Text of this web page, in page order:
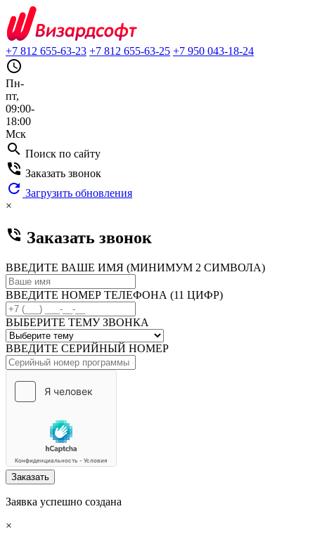
+7 812 655-63-23 +7 812 655-63-25 +7 950 043-18-24
query_builder
Пн-
пт,
09:00-
18:00
Мск
search Поиск по сайту
phone_in_talk Заказать звонок
refresh Загрузить обновления
×
phone_in_talk Заказать звонок
ВВЕДИТЕ ВАШЕ ИМЯ (МИНИМУМ 2 СИМВОЛА)
ВВЕДИТЕ НОМЕР ТЕЛЕФОНА (11 ЦИФР)
ВЫБЕРИТЕ ТЕМУ ЗВОНКА
ВВЕДИТЕ СЕРИЙНЫЙ НОМЕР
Заказать
Заявка успешно создана
×